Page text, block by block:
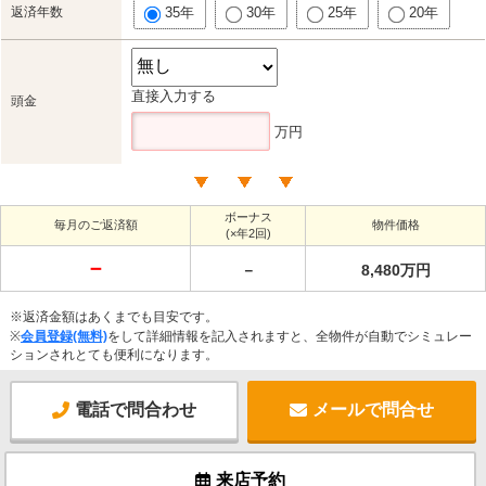
返済年数 35年 30年 25年 20年
頭金 直接入力する
万円
毎月のご返済額
ボーナス
(×年2回)
物件価格
－ － 8,480万円
※返済金額はあくまでも目安です。
※会員登録(無料)をして詳細情報を記入されますと、全物件が自動でシミュレー
ションされとても便利になります。
電話で問合わせ メールで問合せ
来店予約